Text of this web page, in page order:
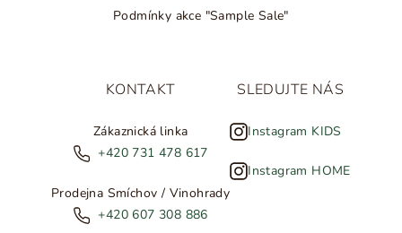
Podmínky akce "Sample Sale"
KONTAKT
Zákaznická linka
+420 731 478 617
Prodejna Smíchov / Vinohrady
+420 607 308 886
SLEDUJTE NÁS
Instagram KIDS
Instagram HOME